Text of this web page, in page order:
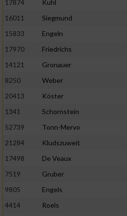
17874
Kuhl
16011
Siegmund
15833
Engeln
17970
Friedrichs
14121
Gronauer
8250
Weber
20413
Köster
1341
Schornstein
52739
Tonn-Mervo
21284
Kludszuweit
17498
De Veaux
7519
Gruber
9805
Engels
4414
Roels